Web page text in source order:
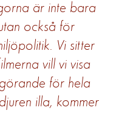
är inte bara
också för
Vi sitter
vill vi visa
för hela
illa, kommer